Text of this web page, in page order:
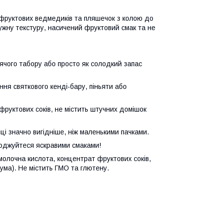
ведмедиків та пляшечок з колою до
текстуру, насичений фруктовий смак та не
табору або просто як солодкий запас
святкового кенді-бару, піньяти або
соків, не містить штучних домішок
значно вигідніше, ніж маленькими пачками.
яскравими смаками!
кислота, концентрат фруктових соків,
Не містить ГМО та глютену.